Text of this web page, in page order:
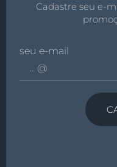
Cadastre seu e-
seu e-mail